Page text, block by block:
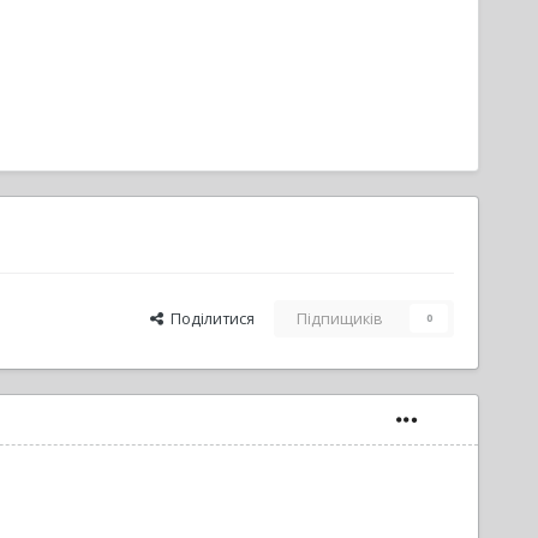
Поділитися Підпищиків 0